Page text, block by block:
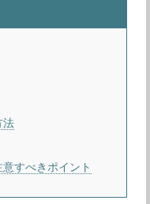
法
すべきポイント